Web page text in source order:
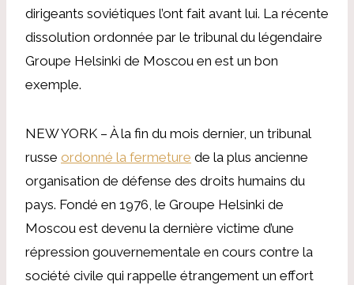
dirigeants soviétiques l’ont fait avant lui. La récente
dissolution ordonnée par le tribunal du légendaire
Groupe Helsinki de Moscou en est un bon
exemple.
NEW YORK – À la fin du mois dernier, un tribunal
russe ordonné la fermeture de la plus ancienne
organisation de défense des droits humains du
pays. Fondé en 1976, le Groupe Helsinki de
Moscou est devenu la dernière victime d’une
répression gouvernementale en cours contre la
société civile qui rappelle étrangement un effort